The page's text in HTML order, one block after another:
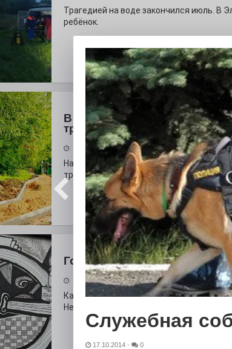
Трагедией на воде закончился июль. В
ребёнок.
В моде цвет асфальта:
тропинок
31.07.2026
На глазах у оранжевого подсолнуха
тропа!
Городские сплетения
30.07.2026
Как выглядит буква Э в разрезе истории
Неожиданный вопрос, правда?
Служебная
17.10.2014 - 0